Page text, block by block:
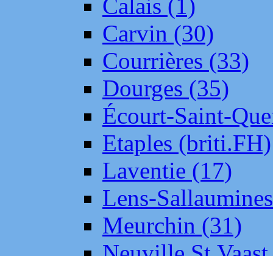
Calais (1)
Carvin (30)
Courrières (33)
Dourges (35)
Écourt-Saint-
Etaples (briti.FH)
Laventie (17)
Lens-
Meurchin (31)